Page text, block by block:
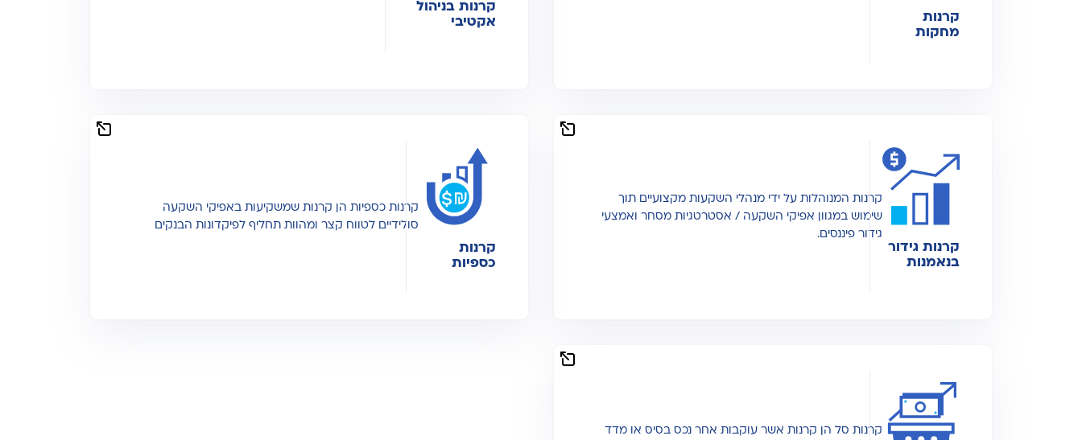
קרנות
מחקות
קרנות בניהול
אקטיבי
קרנות גידור
בנאמנות
קרנות המנוהלות על ידי מנהלי השקעות מקצועיים תוך
שימוש במגוון אפיקי השקעה / אסטרטגיות מסחר ואמצעי
גידור פיננסים.
קרנות
כספיות
קרנות כספיות הן קרנות שמשקיעות באפיקי השקעה
סולידיים לטווח קצר ומהוות תחליף לפיקדונות הבנקים
קרנות סל הן קרנות אשר עוקבות אחר נכס בסיס או מדד